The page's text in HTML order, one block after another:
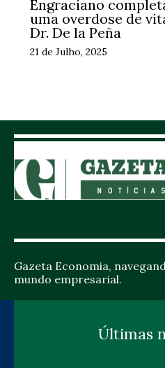
Engraciano
uma overdose de
Dr. De la Peña
21 de Julho, 2025
Gazeta Economia,
mundo empresarial.
Últimas